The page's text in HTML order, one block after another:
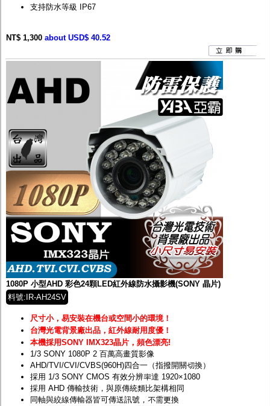
支持防水等級 IP67
NT$ 1,300 about USD$ 40.52
1080P 小型AHD 彩色24顆LED紅外線防水攝影機(SONY 晶片)
料號:IR-AH24SV
尺寸小，易安裝在機台或空間小的環境 ！
台灣光電背景廠出品，紅外線耐用度優！
本機採用SONY IMX323晶片 ，頻色漂亮!
1/3 SONY 1080P 2 百萬高畫質影像
AHD/TVI/CVI/CVBS(960H)四合一（指撥開關切換）
採用 1/3 SONY CMOS 有效分辨率達 1920×1080
採用 AHD 傳輸技術，與原傳統類比架構相同
同軸與絞線傳輸器皆可傳送訊號，不需更換